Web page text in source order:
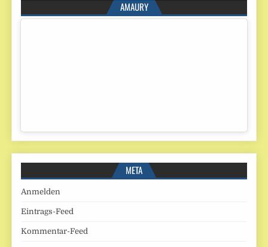
AMAURY
META
Anmelden
Eintrags-Feed
Kommentar-Feed